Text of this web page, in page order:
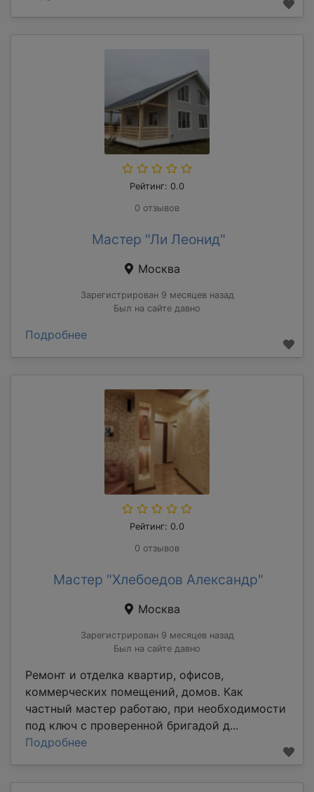
Рейтинг: 0.0
0 отзывов
Мастер "Ли Леонид"
Москва
Зарегистрирован 9 месяцев назад
Был на сайте давно
Подробнее
Рейтинг: 0.0
0 отзывов
Мастер "Хлебоедов Александр"
Москва
Зарегистрирован 9 месяцев назад
Был на сайте давно
Ремонт и отделка квартир, офисов,
коммерческих помещений, домов. Как
частный мастер работаю, при необходимости
под ключ с проверенной бригадой д...
Подробнее